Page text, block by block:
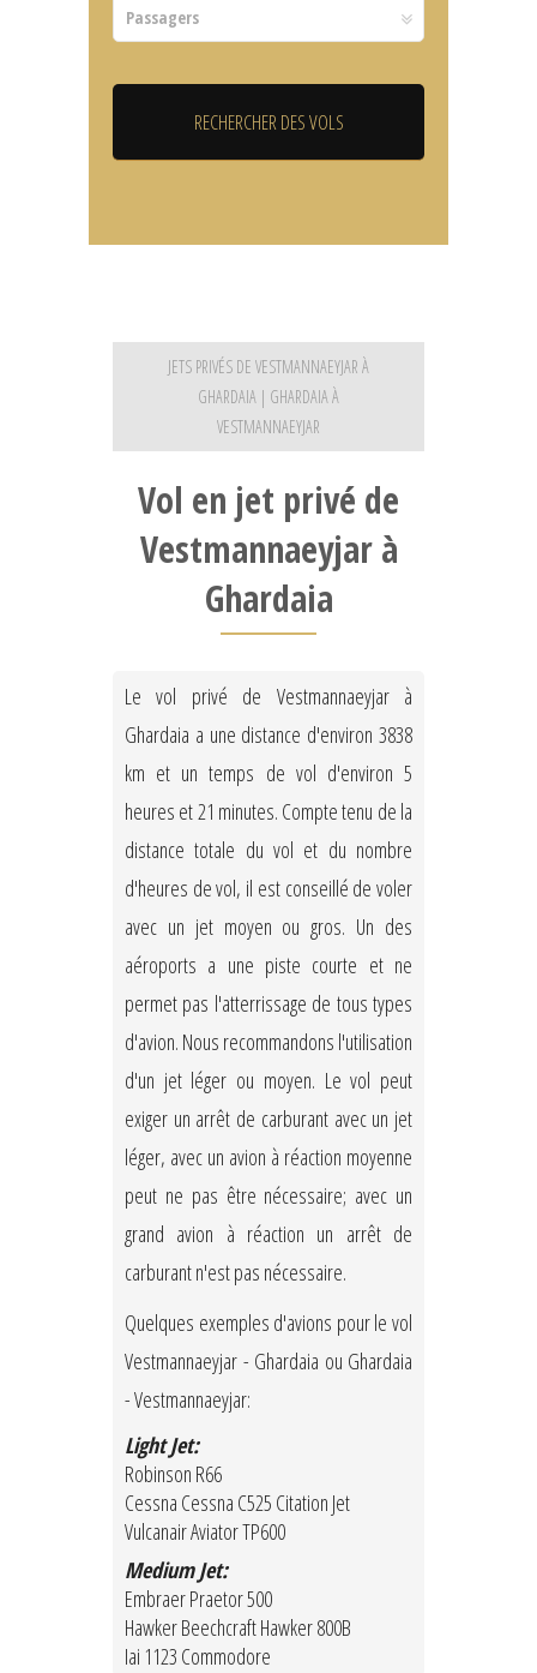
JETS PRIVÉS DE VESTMANNAEYJAR À
GHARDAIA | GHARDAIA À
VESTMANNAEYJAR
Vol en jet privé de
Vestmannaeyjar à
Ghardaia
Le vol privé de Vestmannaeyjar à
Ghardaia a une distance d'environ 3838
km et un temps de vol d'environ 5
heures et 21 minutes. Compte tenu de la
distance totale du vol et du nombre
d'heures de vol, il est conseillé de voler
avec un jet moyen ou gros. Un des
aéroports a une piste courte et ne
permet pas l'atterrissage de tous types
d'avion. Nous recommandons l'utilisation
d'un jet léger ou moyen. Le vol peut
exiger un arrêt de carburant avec un jet
léger, avec un avion à réaction moyenne
peut ne pas être nécessaire; avec un
grand avion à réaction un arrêt de
carburant n'est pas nécessaire.
Quelques exemples d'avions pour le vol
Vestmannaeyjar - Ghardaia ou Ghardaia
- Vestmannaeyjar:
Light Jet:
Robinson R66
Cessna Cessna C525 Citation Jet
Vulcanair Aviator TP600
Medium Jet:
Embraer Praetor 500
Hawker Beechcraft Hawker 800B
Iai 1123 Commodore